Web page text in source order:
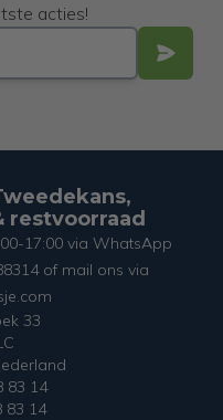
acties!
17:00 via WhatsApp
of mail ons via
33
83 14
83 14